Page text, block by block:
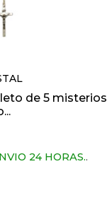
de 5 misterios
24 HORAS..